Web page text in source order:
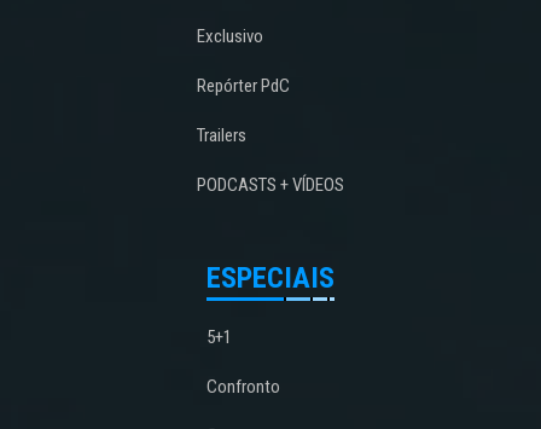
Exclusivo
Repórter PdC
Trailers
PODCASTS + VÍDEOS
ESPECIAIS
5+1
Confronto